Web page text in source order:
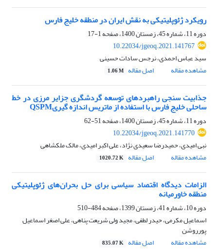
رویکرد ژئوپلیتیکی به نقش ایران در منطقه خلیج فارس
دوره 11، شماره 45، زمستان 1400، صفحه
1-17
10.22034/jgeoq.2021.141767
سید عباس احمدی، نرجس سادات حسینی
مشاهده مقاله
اصل مقاله 1.06 M
جذابیت سنجی راهبردهای توسعه گردشگری جزایر مرزی در خط
ساحلی خلیج فارس با استفاده از ماتریس اندازه گیریQSPM
دوره 11، شماره 45، زمستان 1400، صفحه
51-62
10.22034/jgeoq.2021.141770
نبی امیدی، حمیدرضا سعیدی نژاد، علی اکبر امیدی، مالک ملکشاهی
مشاهده مقاله
اصل مقاله 1020.72 K
الزامات دیدگاه اقتصاد سیاسی برای حل بحران‌های ژئوپلیتیکی
منطقه خاورمیانه
دوره 10، شماره 41، زمستان 1399، صفحه
484-510
اسماعیل مکرمی، حیدر لطفی، مجید ولی شریعت پناهی، علی اصغر اسماعیل
پورروشن
مشاهده مقاله
اصل مقاله 835.07 K